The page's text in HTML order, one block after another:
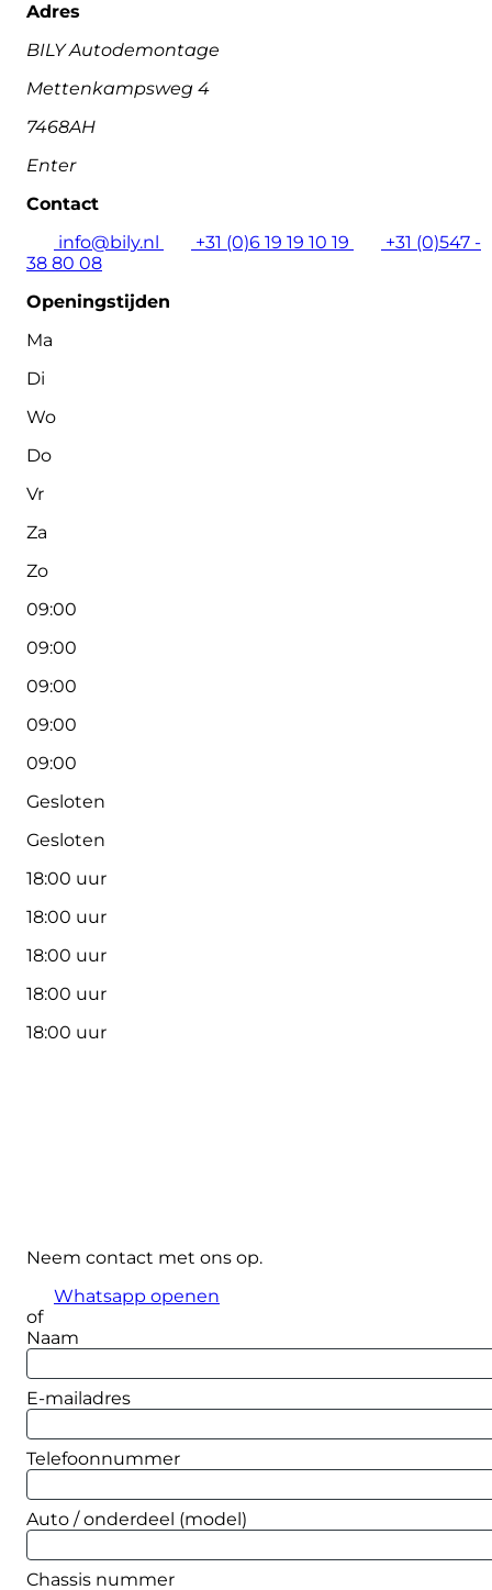
Adres
BILY Autodemontage
Mettenkampsweg 4
7468AH
Enter
Contact
info@bily.nl
+31 (0)6 19 19 10 19
+31 (0)547 -
38 80 08
Openingstijden
Ma
Di
Wo
Do
Vr
Za
Zo
09:00
09:00
09:00
09:00
09:00
Gesloten
Gesloten
18:00 uur
18:00 uur
18:00 uur
18:00 uur
18:00 uur
Neem contact met ons op.
Whatsapp openen
of
Naam
E-mailadres
Telefoonnummer
Auto / onderdeel (model)
Chassis nummer